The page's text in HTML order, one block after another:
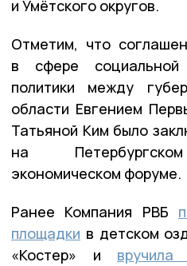
и Умётского округов.
Отметим, что
в сфере социальной
политики между
области Евгением
Татьяной Ким было
на
экономическом форуме.
Ранее Компания РВБ
площадки в детском
«Костер» и